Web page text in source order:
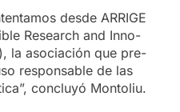
des­de ARRI­GE
Re­search and In­no­
la aso­cia­ción que pre­
res­pon­sa­ble de las
con­clu­yó Mon­to­liu.